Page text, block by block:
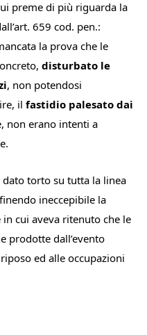
preme di più riguarda la
659 cod. pen.:
la prova che le
disturbato le
, non potendosi
il fastidio palesato dai
non erano intenti a
dato torto su tutta la linea
ineccepibile la
cui aveva ritenuto che le
prodotte dall’evento
ed alle occupazioni